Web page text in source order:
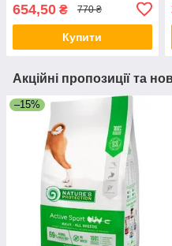
собак дрібних порід
654,50 ₴ 770 ₴
Купити
Акційні пропозиції та
–15%